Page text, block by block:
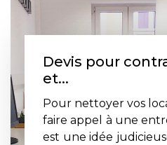
Devis pour
et...
Pour nettoyer vos
faire appel à une
est une idée